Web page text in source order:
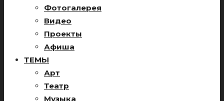
Фотогалерея
Видео
Проекты
Афиша
ТЕМЫ
Арт
Театр
Музыка